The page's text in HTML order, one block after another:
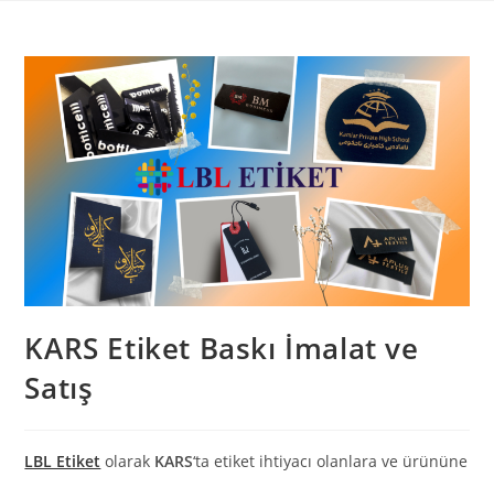
KARS Etiket Baskı İmalat ve
Satış
LBL Etiket olarak KARS‘ta etiket ihtiyacı olanlara ve ürününe